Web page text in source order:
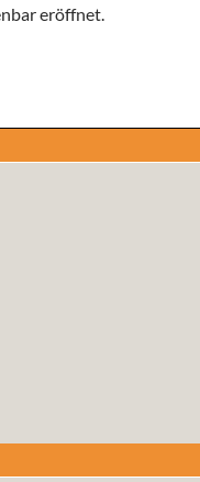
eröffnet.
Teil im